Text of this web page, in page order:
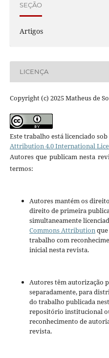
SEÇÃO
Artigos
LICENÇA
Copyright (c) 2025 Matheus de
Este trabalho está licenciado sob
Attribution 4.0 International
Autores que publicam nesta
termos:
Autores mantém os
direito de primeira
simultaneamente
Commons Attribution
trabalho com
inicial nesta revista.
Autores têm autorização
separadamente, para
do trabalho publicada
repositório institucional
reconhecimento de
revista.